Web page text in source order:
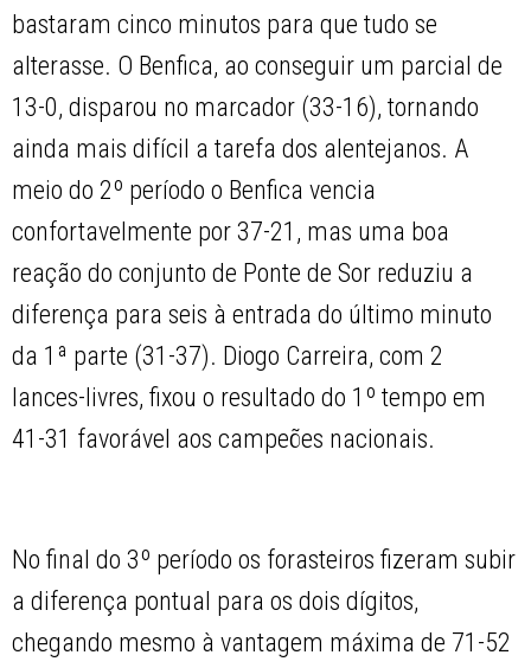
bastaram cinco minutos para que tudo se
alterasse. O Benfica, ao conseguir um parcial de
13-0, disparou no marcador (33-16), tornando
ainda mais difícil a tarefa dos alentejanos. A
meio do 2º período o Benfica vencia
confortavelmente por 37-21, mas uma boa
reação do conjunto de Ponte de Sor reduziu a
diferença para seis à entrada do último minuto
da 1ª parte (31-37). Diogo Carreira, com 2
lances-livres, fixou o resultado do 1º tempo em
41-31 favorável aos campeões nacionais.
No final do 3º período os forasteiros fizeram subir
a diferença pontual para os dois dígitos,
chegando mesmo à vantagem máxima de 71-52